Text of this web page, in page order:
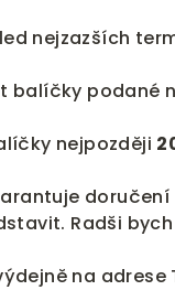
nejzazších
balíčky podané
nejpozději
Radši
na adrese